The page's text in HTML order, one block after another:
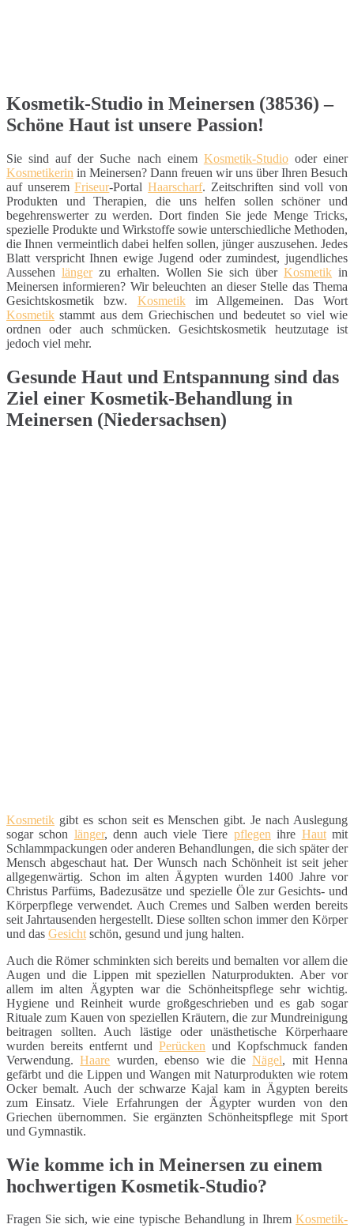
Kosmetik-Studio in Meinersen (38536) –
Schöne Haut ist unsere Passion!
Sie sind auf der Suche nach einem Kosmetik-Studiooder einer
Kosmetikerin in Meinersen? Dann freuen wir uns über Ihren Besuch
auf unseremFriseur-PortalHaarscharf. Zeitschriften sind voll von
Produkten und Therapien, die uns helfen sollen schöner und
begehrenswerter zu werden. Dort finden Sie jede Menge Tricks,
spezielle Produkte und Wirkstoffe sowie unterschiedliche Methoden,
die Ihnen vermeintlich dabei helfen sollen, jünger auszusehen. Jedes
Blatt verspricht Ihnen ewige Jugend oder zumindest, jugendliches
Aussehen längerzu erhalten. Wollen Sie sich überKosmetik in
Meinersen informieren? Wir beleuchten an dieser Stelle das Thema
Gesichtskosmetik bzw. Kosmetikim Allgemeinen. Das Wort
Kosmetik stammt aus dem Griechischen und bedeutet so viel wie
ordnen oder auch schmücken. Gesichtskosmetik heutzutage ist
jedoch viel mehr.
Gesunde Haut und Entspannung sind das
Ziel einer Kosmetik-Behandlung in
Meinersen (Niedersachsen)
Kosmetik gibt es schon seit es Menschen gibt. Je nach Auslegung
sogar schon länger, denn auch viele Tiere pflegen ihre Hautmit
Schlammpackungen oder anderen Behandlungen, die sich später der
Mensch abgeschaut hat. Der Wunsch nach Schönheit ist seit jeher
allgegenwärtig. Schon im alten Ägypten wurden 1400 Jahre vor
Christus Parfüms, Badezusätze und spezielle Öle zur Gesichts- und
Körperpflege verwendet. Auch Cremes und Salben werden bereits
seit Jahrtausenden hergestellt. Diese sollten schon immer den Körper
und das Gesicht schön, gesund und jung halten.
Auch die Römer schminkten sich bereits und bemalten vor allem die
Augen und die Lippen mit speziellen Naturprodukten. Aber vor
allem im alten Ägypten war die Schönheitspflege sehr wichtig.
Hygiene und Reinheit wurde großgeschrieben und es gab sogar
Rituale zum Kauen von speziellen Kräutern, die zur Mundreinigung
beitragen sollten. Auch lästige oder unästhetische Körperhaare
wurden bereits entfernt und Perücken und Kopfschmuck fanden
Verwendung.Haare wurden, ebenso wie dieNägel, mit Henna
gefärbt und die Lippen und Wangen mit Naturprodukten wie rotem
Ocker bemalt. Auch der schwarze Kajal kam in Ägypten bereits
zum Einsatz. Viele Erfahrungen der Ägypter wurden von den
Griechen übernommen. Sie ergänzten Schönheitspflege mit Sport
und Gymnastik.
Wie komme ich in Meinersen zu einem
hochwertigen Kosmetik-Studio?
Fragen Sie sich, wie eine typische Behandlung in Ihrem Kosmetik-